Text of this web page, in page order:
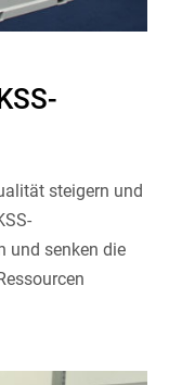
steigern und
und senken die